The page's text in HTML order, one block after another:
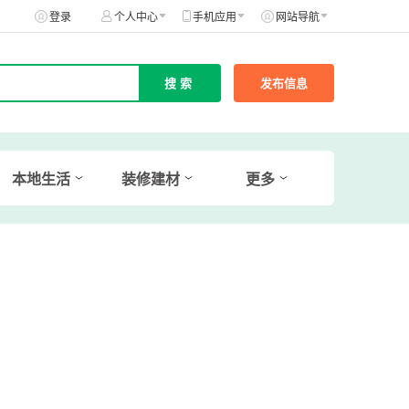
登录 个人中心 手机应用 网站导航
发布信息
本地生活 装修建材 更多